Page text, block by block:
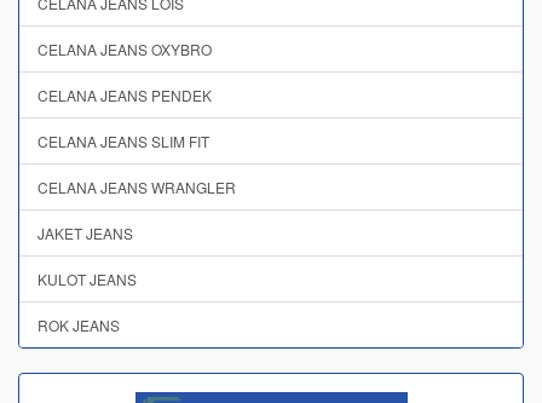
CELANA JEANS OXYBRO
CELANA JEANS PENDEK
CELANA JEANS SLIM FIT
CELANA JEANS WRANGLER
JAKET JEANS
KULOT JEANS
ROK JEANS